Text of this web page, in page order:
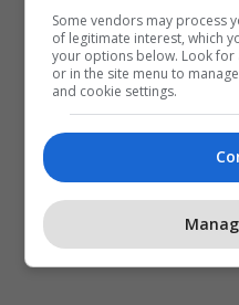
Some vendors may process
of legitimate interest, which
your options below. Look
or in the site menu to
and cookie settings.